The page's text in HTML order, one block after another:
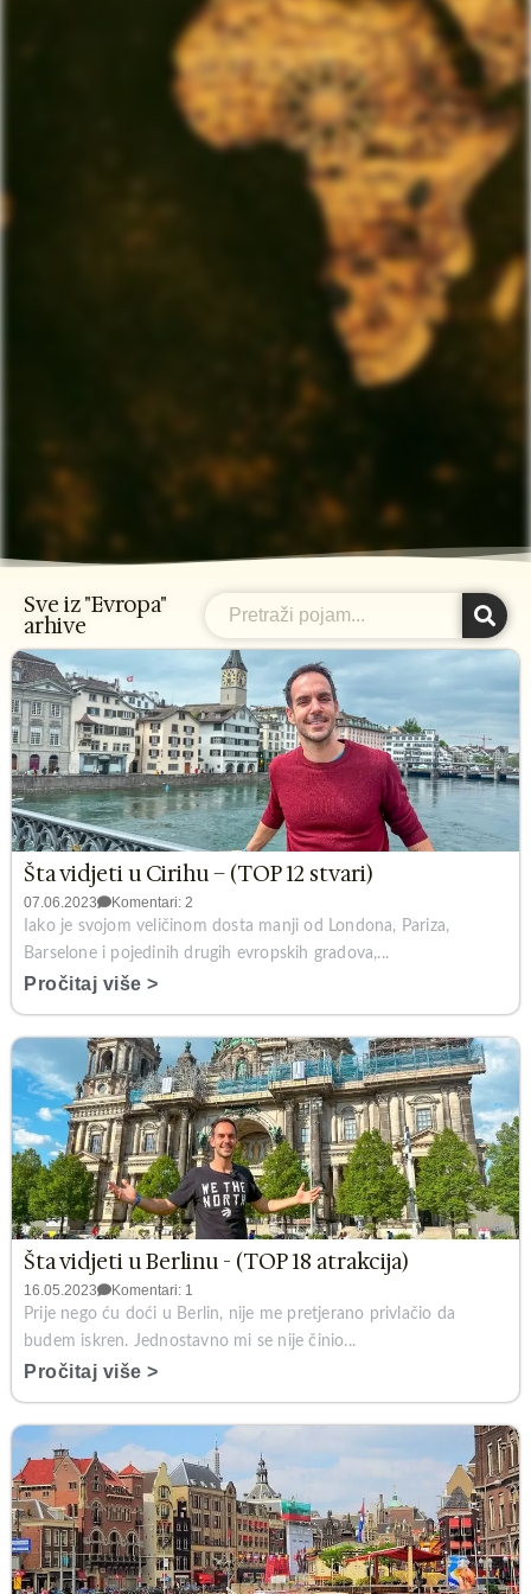
Sve iz "Evropa"
arhive
Šta vidjeti u Cirihu – (TOP 12 stvari)
07.06.2023
Komentari: 2
Iako je svojom veličinom dosta manji od Londona, Pariza,
Barselone i pojedinih drugih evropskih gradova,...
Pročitaj više >
Šta vidjeti u Berlinu - (TOP 18 atrakcija)
16.05.2023
Komentari: 1
Prije nego ću doći u Berlin, nije me pretjerano privlačio da
budem iskren. Jednostavno mi se nije činio...
Pročitaj više >